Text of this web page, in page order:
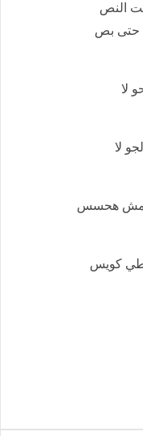
النص
حتى بص
لا
لا
مش هحسس
كويس